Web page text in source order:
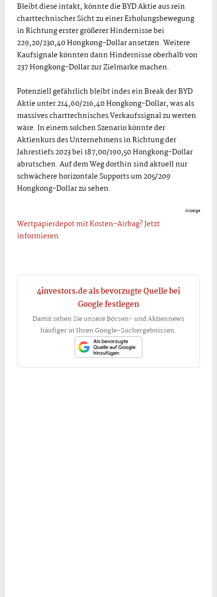
Bleibt diese intakt, könnte die BYD Aktie aus rein
charttechnischer Sicht zu einer Erholungsbewegung
in Richtung erster größerer Hindernisse bei
229,20/230,40 Hongkong-Dollar ansetzen. Weitere
Kaufsignale könnten dann Hindernisse oberhalb von
237 Hongkong-Dollar zur Zielmarke machen.
Potenziell gefährlich bleibt indes ein Break der BYD
Aktie unter 214,60/216,40 Hongkong-Dollar, was als
massives charttechnisches Verkaufssignal zu werten
wäre. In einem solchen Szenario könnte der
Aktienkurs des Unternehmens in Richtung der
Jahrestiefs 2023 bei 187,00/190,50 Hongkong-Dollar
abrutschen. Auf dem Weg dorthin sind aktuell nur
schwächere horizontale Supports um 205/209
Hongkong-Dollar zu sehen.
Anzeige
Wertpapierdepot mit Kosten-Airbag? Jetzt
informieren.
4investors.de als bevorzugte Quelle bei
Google festlegen
Damit sehen Sie unsere Börsen- und Aktiennews
häufiger in Ihren Google-Suchergebnissen.